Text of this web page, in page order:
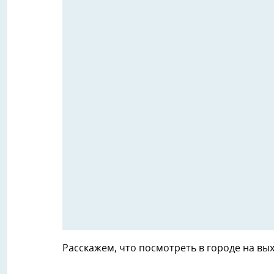
Расскажем, что посмотреть в городе на